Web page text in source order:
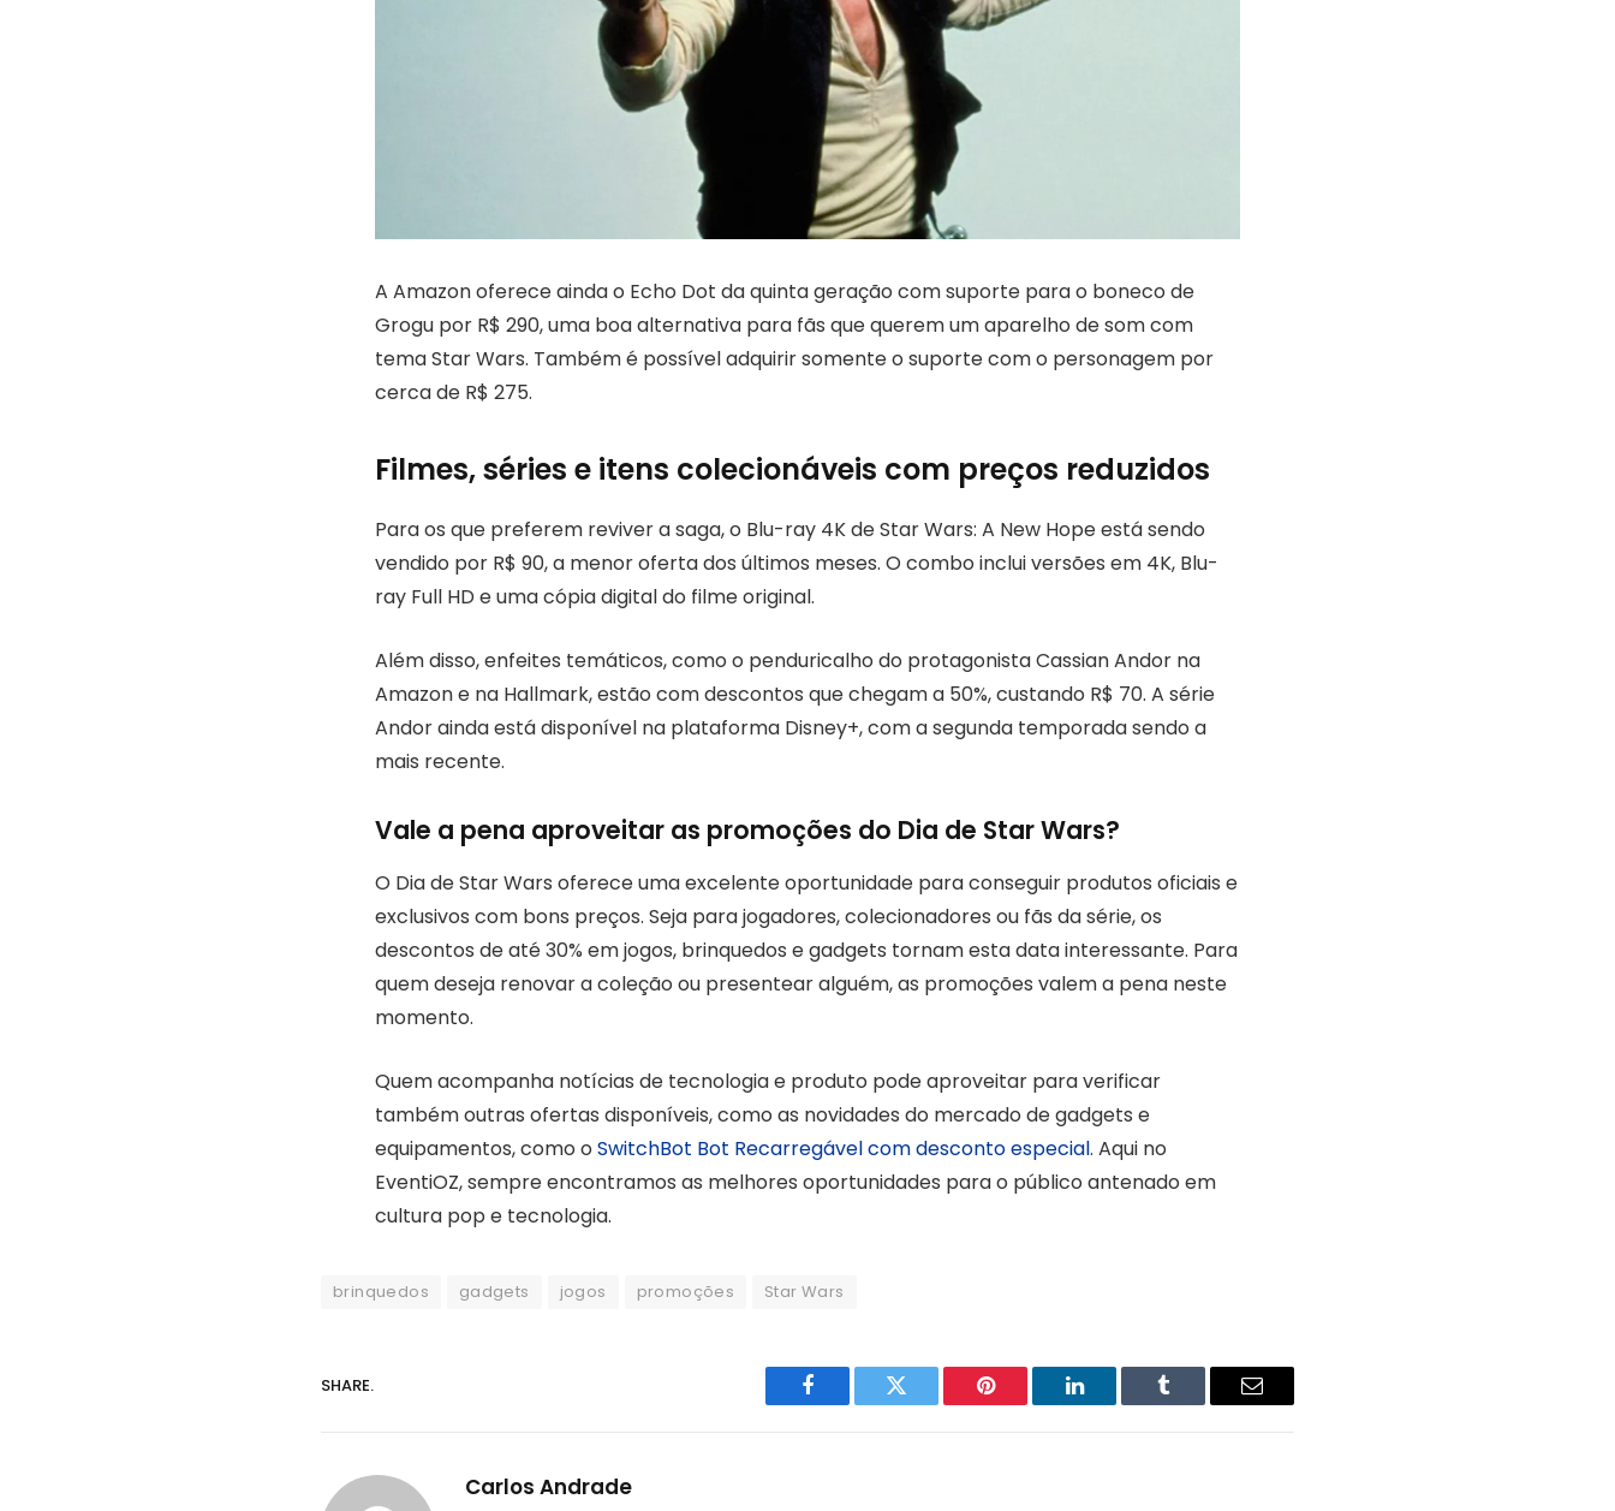
A Amazon oferece ainda o Echo Dot da quinta geração com suporte para o boneco de
Grogu por R$ 290, uma boa alternativa para fãs que querem um aparelho de som com
tema Star Wars. Também é possível adquirir somente o suporte com o personagem por
cerca de R$ 275.
Filmes, séries e itens colecionáveis com preços reduzidos
Para os que preferem reviver a saga, o Blu-ray 4K de Star Wars: A New Hope está sendo
vendido por R$ 90, a menor oferta dos últimos meses. O combo inclui versões em 4K, Blu-
ray Full HD e uma cópia digital do filme original.
Além disso, enfeites temáticos, como o penduricalho do protagonista Cassian Andor na
Amazon e na Hallmark, estão com descontos que chegam a 50%, custando R$ 70. A série
Andor ainda está disponível na plataforma Disney+, com a segunda temporada sendo a
mais recente.
Vale a pena aproveitar as promoções do Dia de Star Wars?
O Dia de Star Wars oferece uma excelente oportunidade para conseguir produtos oficiais e
exclusivos com bons preços. Seja para jogadores, colecionadores ou fãs da série, os
descontos de até 30% em jogos, brinquedos e gadgets tornam esta data interessante. Para
quem deseja renovar a coleção ou presentear alguém, as promoções valem a pena neste
momento.
Quem acompanha notícias de tecnologia e produto pode aproveitar para verificar
também outras ofertas disponíveis, como as novidades do mercado de gadgets e
equipamentos, como o SwitchBot Bot Recarregável com desconto especial. Aqui no
EventiOZ, sempre encontramos as melhores oportunidades para o público antenado em
cultura pop e tecnologia.
brinquedos gadgets jogos promoções Star Wars
SHARE.
Facebook Twitter Pinterest LinkedIn Tumblr Email
Carlos Andrade